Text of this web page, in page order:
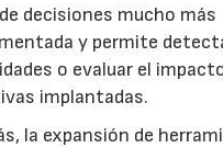
decisiones mucho más
y permite
o evaluar el
implantadas.
la expansión de